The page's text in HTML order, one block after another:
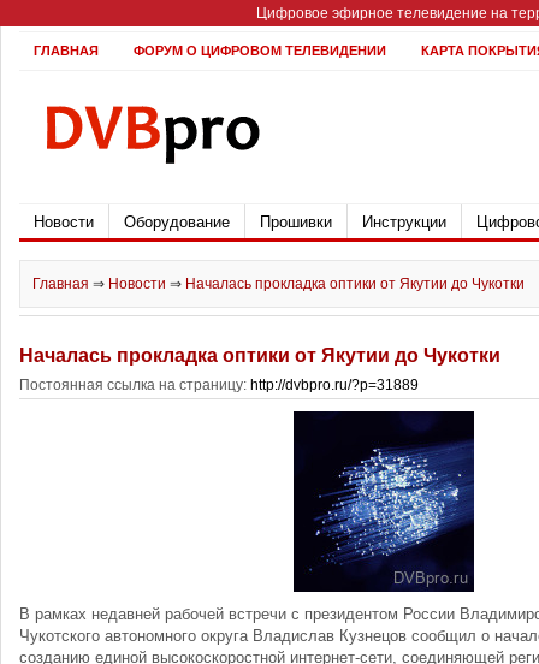
Цифровое эфирное телевидение на
ГЛАВНАЯ ФОРУМ О ЦИФРОВОМ ТЕЛЕВИДЕНИИ КАРТА
Новости Оборудование Прошивки Инструкции
Главная ⇒ Новости ⇒ Началась прокладка оптики от Якутии до Чукотки
Началась прокладка оптики от Якутии до Чукотки
Постоянная ссылка на страницу: http://dvbpro.ru/?p=31889
В рамках недавней рабочей встречи с президентом России
Чукотского автономного округа Владислав Кузнецов сообщил о
созданию единой высокоскоростной интернет-сети, соединяющей